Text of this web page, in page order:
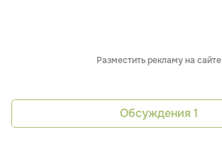
Разместить рекламу на сайте
Обсуждения 1